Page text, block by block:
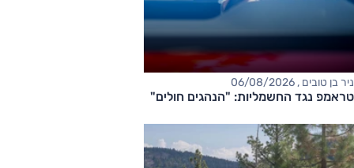
ניר בן טובים , 06/08/2026
טראמפ נגד החשמליות: "הנהגים חולים"